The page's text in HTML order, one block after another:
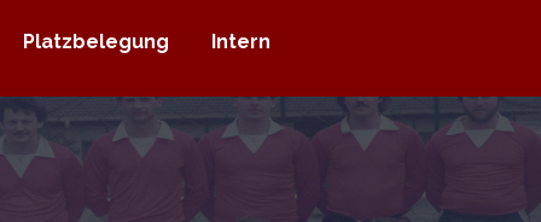
Platzbelegung Intern